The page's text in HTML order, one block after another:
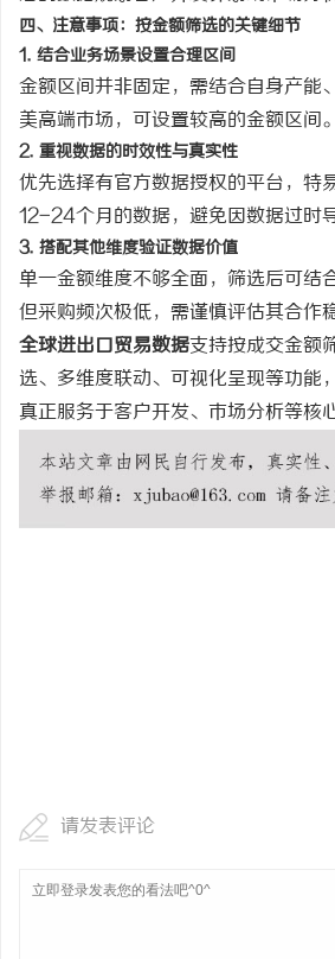
四、注意事项：按金额筛选的关键细节
1. 结合业务场景设置合理区间
金额区间并非固定，需结合自身产能
美高端市场，可设置较高的金额区间。
2. 重视数据的时效性与真实性
优先选择有官方数据授权的平台，特
12-24个月的数据，避免因数据过时
3. 搭配其他维度验证数据价值
单一金额维度不够全面，筛选后可结
但采购频次极低，需谨慎评估其合作
全球进出口贸易数据支持按成交金额
选、多维度联动、可视化呈现等功能
真正服务于客户开发、市场分析等核
请发表评论